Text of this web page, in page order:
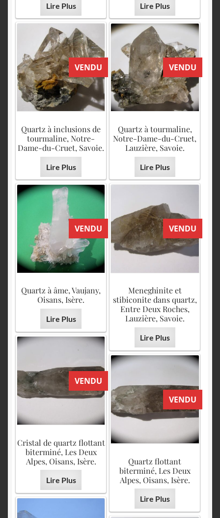
Lire Plus Lire Plus
VENDU
Quartz à inclusions de
tourmaline, Notre-
Dame-du-Cruet, Savoie.
Lire Plus
VENDU
Quartz à tourmaline,
Notre-Dame-du-Cruet,
Lauzière, Savoie.
Lire Plus
VENDU
Quartz à âme, Vaujany,
Oisans, Isère.
Lire Plus
VENDU
Meneghinite et
stibiconite dans quartz,
Entre Deux Roches,
Lauzière, Savoie.
Lire Plus
VENDU
Cristal de quartz flottant
biterminé, Les Deux
Alpes, Oisans, Isère.
Lire Plus
VENDU
Quartz flottant
biterminé, Les Deux
Alpes, Oisans, Isère.
Lire Plus